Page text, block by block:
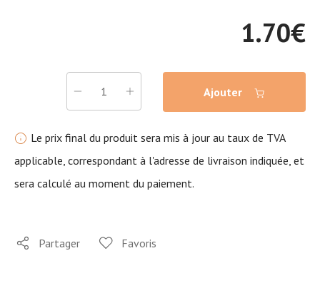
1.70€
Ajouter
Le prix final du produit sera mis à jour au taux de TVA
applicable, correspondant à l'adresse de livraison indiquée, et
sera calculé au moment du paiement.
Partager Favoris